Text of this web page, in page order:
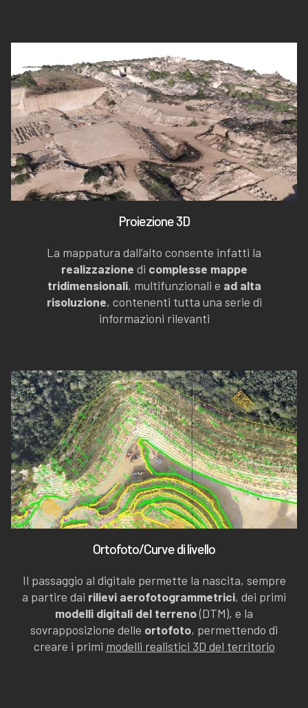
Proiezione 3D
La mappatura dall’alto consente infatti la
realizzazione di complesse mappe
tridimensionali, multifunzionali e ad alta
risoluzione, contenenti tutta una serie di
informazioni rilevanti
Ortofoto/Curve di livello
Il passaggio al digitale permette la nascita, sempre
a partire dai rilievi aerofotogrammetrici, dei primi
modelli digitali del terreno(DTM), e la
sovrapposizione delle ortofoto, permettendo di
creare i primi modelli realistici 3D del territorio